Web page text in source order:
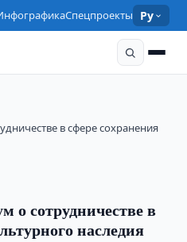
Спецпроекты Ру
в сфере сохранения
о сотрудничестве в
наследия